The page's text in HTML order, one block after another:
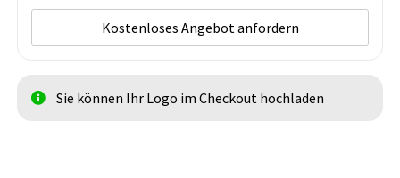
Kostenloses Angebot anfordern
Sie können Ihr Logo im Checkout hochladen